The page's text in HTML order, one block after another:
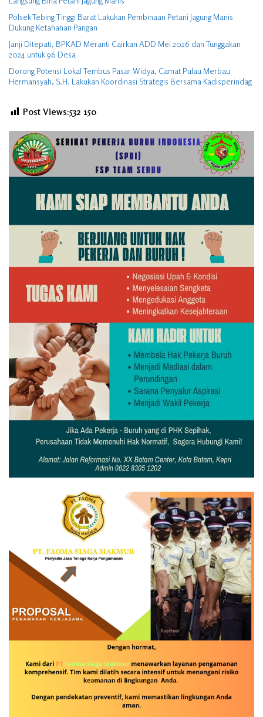
Polsek Tebing Tinggi Barat Lakukan Pembinaan Petani Jagung Manis
Dukung Ketahanan Pangan
Janji Ditepati, BPKAD Meranti Cairkan ADD Mei 2026 dan Tunggakan
2024 untuk 96 Desa
Dorong Potensi Lokal Tembus Pasar Widya, Camat Pulau Merbau
Hermansyah, S.H. Lakukan Koordinasi Strategis Bersama Kadisperindag
Post Views:532 150